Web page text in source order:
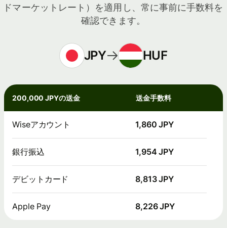
ドマーケットレート）を適用し、常に事前に手数料を
確認できます。
JPY HUF
200,000 JPYの送金 送金手数料
Wiseアカウント 1,860 JPY
銀行振込 1,954 JPY
デビットカード 8,813 JPY
Apple Pay 8,226 JPY